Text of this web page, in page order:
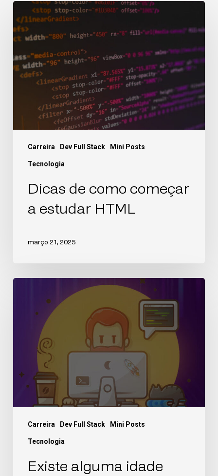
Carreira Dev Full Stack Mini Posts
Tecnologia
Dicas de como começar
a estudar HTML
março 21, 2025
Carreira Dev Full Stack Mini Posts
Tecnologia
Existe alguma idade